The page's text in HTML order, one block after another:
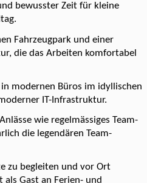
bewusster Zeit für kleine
Fahrzeugpark und einer
die das Arbeiten komfortabel
modernen Büros im idyllischen
IT-Infrastruktur.
wie regelmässiges Team-
die legendären Team-
zu begleiten und vor Ort
Gast an Ferien- und